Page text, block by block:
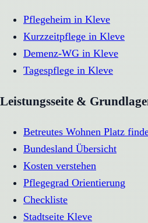
Pflegeheim in Kleve
Kurzzeitpflege in Kleve
Demenz-WG in Kleve
Tagespflege in Kleve
Leistungsseite &
Betreutes Wohnen Platz
Bundesland Übersicht
Kosten verstehen
Pflegegrad Orientierung
Checkliste
Stadtseite Kleve